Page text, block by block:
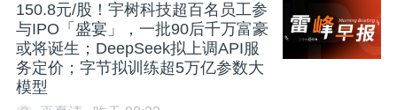
150.8元/股！宇树科技超百名员工参
与IPO「盛宴」，一批90后千万富豪
或将诞生；DeepSeek拟上调API服
务定价；字节拟训练超5万亿参数大
模型